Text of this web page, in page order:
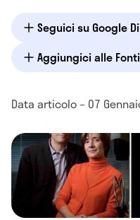
Seguici su Google
Aggiungici alle
Data articolo – 07